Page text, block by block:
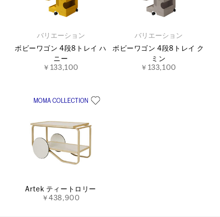
バリエーション
ボビーワゴン 4段8トレイ ハ
ニー
￥133,100
バリエーション
ボビーワゴン 4段8トレイ ク
ミン
￥133,100
Artek ティートロリー
￥438,900